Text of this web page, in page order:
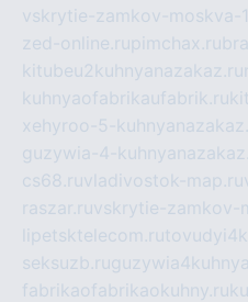
vskrytie-zamkov-moskva-
zed-online.rupimchax.ru
kitubeu2kuhnyanazakaz.ru
kuhnyaofabrikaufabrik.ru
xehyroo-5-
guzywia-4-
cs68.ruvladivostok-map.ru
raszar.ruvskrytie-zamkov-
lipetsktelecom.ru
seksuzb.ru
fabrikaofabrikaokuhny.ru